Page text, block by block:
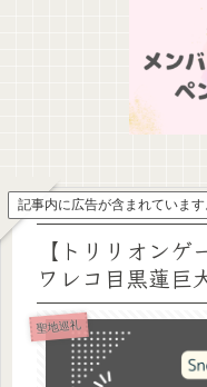
記事内に広告が含まれています
【トリリオン
ワレコ目黒蓮巨
聖地巡礼